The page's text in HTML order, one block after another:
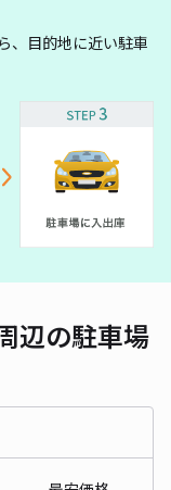
、目的地に近い駐車
辺の駐車場